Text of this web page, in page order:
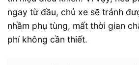
ngay từ đầu, chủ xe sẽ tránh
nhầm phụ tùng, mất thời gian
phí không cần thiết.